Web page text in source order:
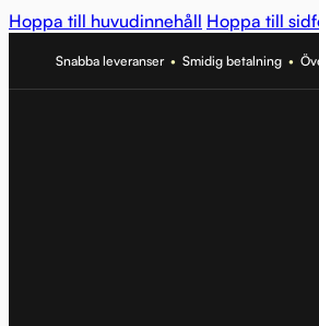
Hoppa till huvudinnehåll Hoppa till
Snabba leveranser • Smidig betalning •